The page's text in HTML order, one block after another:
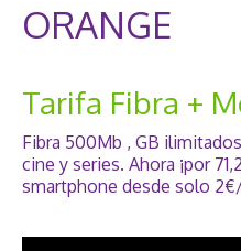
ORANGE
Tarifa Fibra +
Fibra 500Mb , GB
cine y series. Ahora ¡por
smartphone desde solo